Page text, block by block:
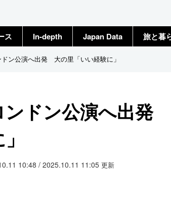
ス In-depth Japan Data 旅と暮
ン公演へ出発 大の里「いい経験に」
ンドン公演へ出発
10:48 / 2025.10.11 11:05 更新